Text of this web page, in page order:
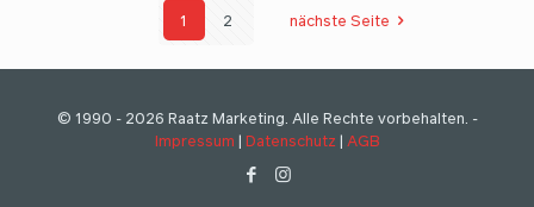
1 2 nächste Seite
© 1990 - 2026 Raatz Marketing. Alle Rechte vorbehalten. -
Impressum | Datenschutz | AGB